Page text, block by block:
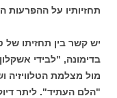
תחזיותיו על ההפרעות
יש קשר בין תחזיתו של
בדימונה, "לבידי
מול מצלמת
"הלם העתיד". ליתר